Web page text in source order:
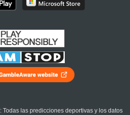
: Todas las predicciones deportivas y los datos